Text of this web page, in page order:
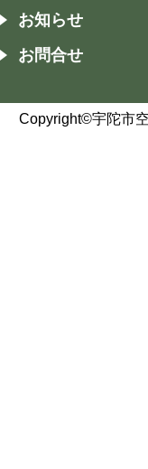
お知らせ
お問合せ
Copyright©宇陀市